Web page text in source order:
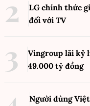
LG chính thức
đối với TV
Vingroup lãi kỷ
49.000 tỷ đồng
Người dùng